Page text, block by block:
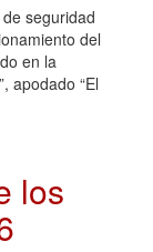
seguridad
del
en la
apodado “El
los